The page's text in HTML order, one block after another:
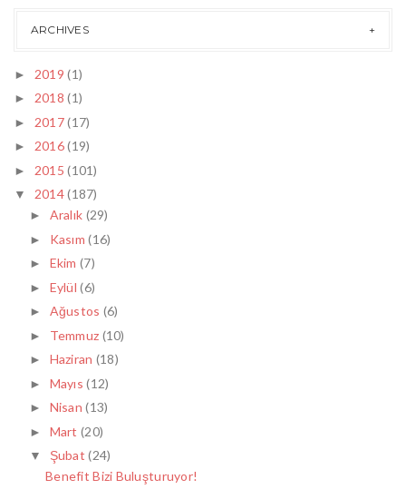
ARCHIVES
► 2019(1)
► 2018(1)
► 2017(17)
► 2016(19)
► 2015(101)
▼ 2014(187)
► Aralık (29)
► Kasım(16)
► Ekim(7)
► Eylül(6)
► Ağustos (6)
► Temmuz (10)
► Haziran (18)
► Mayıs(12)
► Nisan(13)
► Mart(20)
▼ Şubat(24)
Benefit Bizi Buluşturuyor!